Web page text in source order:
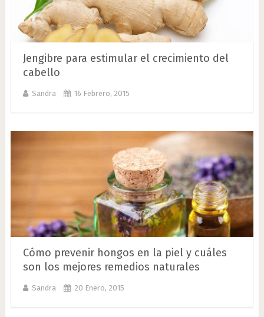
Jengibre para estimular el crecimiento del
cabello
Sandra 16 Febrero, 2015
Cómo prevenir hongos en la piel y cuáles
son los mejores remedios naturales
Sandra 20 Enero, 2015